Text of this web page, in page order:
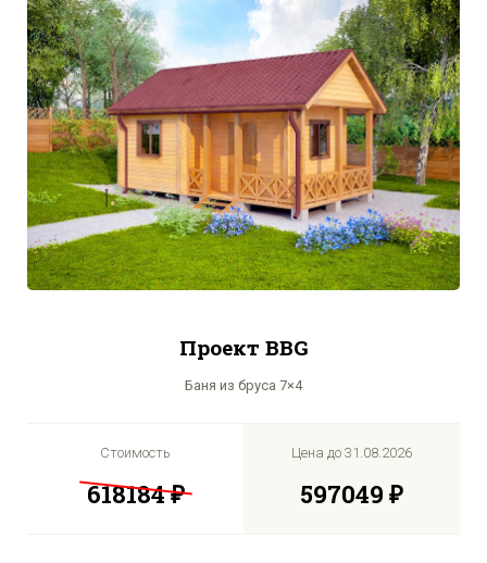
Проект BBG
Баня из бруса 7×4
Стоимость
618184 ₽
Цена до 31.08.2026
597049 ₽